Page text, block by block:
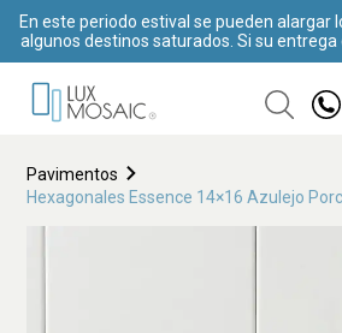
En este periodo estival se pueden alargar
algunos destinos saturados. Si su
Pavimentos
Hexagonales Essence 14×16 Azulejo